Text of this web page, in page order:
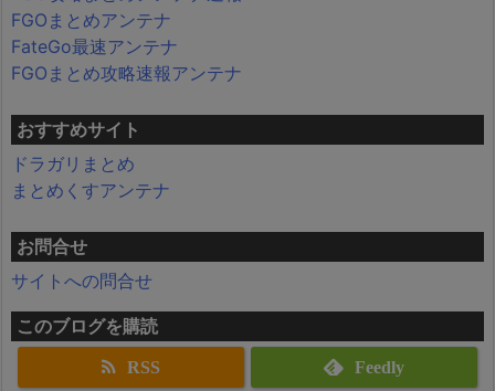
FGOまとめアンテナ
FateGo最速アンテナ
FGOまとめ攻略速報アンテナ
おすすめサイト
ドラガリまとめ
まとめくすアンテナ
お問合せ
サイトへの問合せ
このブログを購読
RSS Feedly